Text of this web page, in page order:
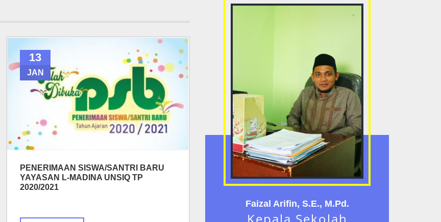
13
JAN
PENERIMAAN SISWA/SANTRI BARU
YAYASAN L-MADINA UNSIQ TP
2020/2021
Faizal Arifin, S.E., M.Pd.
Kepala Sekolah